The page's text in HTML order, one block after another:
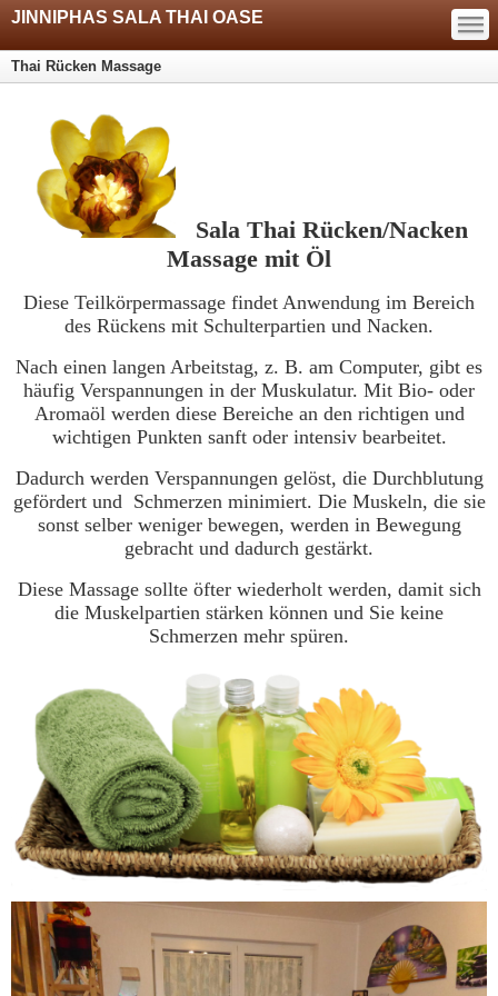
JINNIPHAS SALA THAI OASE —
—
—
Thai Rücken Massage
Sala Thai Rücken/Nacken
Massage mit Öl
Diese Teilkörpermassage findet Anwendung im Bereich
des Rückens mit Schulterpartien und Nacken.
Nach einen langen Arbeitstag, z. B. am Computer, gibt es
häufig Verspannungen in der Muskulatur. Mit Bio- oder
Aromaöl werden diese Bereiche an den richtigen und
wichtigen Punkten sanft oder intensiv bearbeitet.
Dadurch werden Verspannungen gelöst, die Durchblutung
gefördert und Schmerzen minimiert. Die Muskeln, die sie
sonst selber weniger bewegen, werden in Bewegung
gebracht und dadurch gestärkt.
Diese Massage sollte öfter wiederholt werden, damit sich
die Muskelpartien stärken können und Sie keine
Schmerzen mehr spüren.